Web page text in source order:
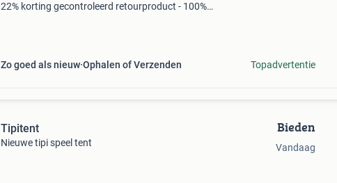
22% korting gecontroleerd retourproduct - 100%
Zo goed als nieuw Ophalen of Verzenden Topadvertentie
Tipitent
Nieuwe tipi speel tent
Bieden
Vandaag